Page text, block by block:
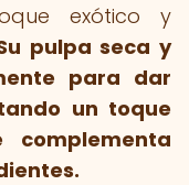
exótico y
pulpa seca y
para dar
un toque